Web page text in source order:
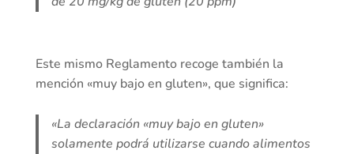
Este mismo Reglamento recoge también la
mención «muy bajo en gluten», que significa:
«La declaración «muy bajo en gluten»
solamente podrá utilizarse cuando alimentos